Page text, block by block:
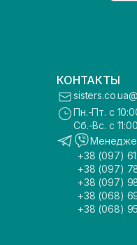
КОНТАКТЫ
Пн.-Пт. с
Сб.-Вс. с
+38 (097)
+38 (097)
+38 (097)
+38 (068)
+38 (068)